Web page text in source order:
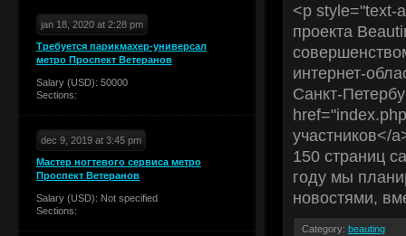
jan 18, 2020 at 2:28 pm
Требуется парикмахер-универсал
метро Проспект Ветеранов
Salary (USD): 50000
Sections:
dec 9, 2019 at 3:45 pm
Мастер ногтевого сервиса метро
Проспект Ветеранов
Salary (USD): Not specified
Sections:
<p style="text-
проекта
интернет-
Санкт-
участников</
150 страниц
году мы
новостями,
Category: beauting